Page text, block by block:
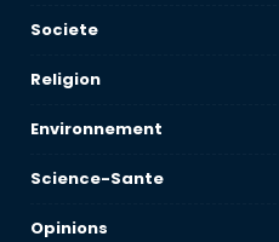
Societe
Religion
Environnement
Science-Sante
Opinions